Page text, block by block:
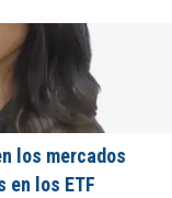
los mercados
en los ETF